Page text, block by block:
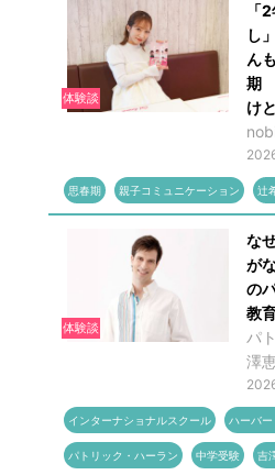
体験談
「
し
ん
期
け
思春期 親子コミュニケーション 辻
体験談
な
が
の
教
パ
澤
インターナショナルスクール ハーバ
パトリック・ハーラン 中学受験 吉